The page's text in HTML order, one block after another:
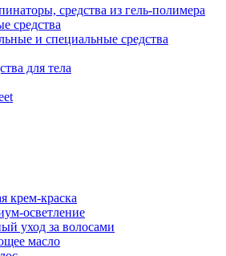
средства из гель-полимера
средства
и специальные средства
для тела
крем-краска
осветление
уход за волосами
масло